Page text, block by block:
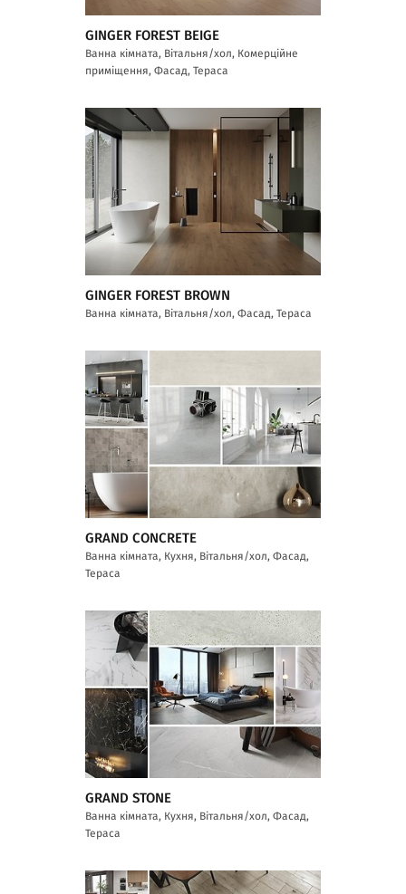
GINGER FOREST BEIGE
Ванна кімната, Вітальня/хол, Комерційне
приміщення, Фасад, Тераса
GINGER FOREST BROWN
Ванна кімната, Вітальня/хол, Фасад, Тераса
GRAND CONCRETE
Ванна кімната, Кухня, Вітальня/хол, Фасад,
Тераса
GRAND STONE
Ванна кімната, Кухня, Вітальня/хол, Фасад,
Тераса